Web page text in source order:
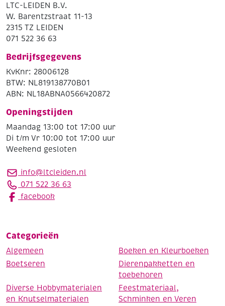
LTC-LEIDEN B.V.
W. Barentzstraat 11-13
2315 TZ LEIDEN
071 522 36 63
Bedrijfsgegevens
KvKnr: 28006128
BTW: NL819138770B01
ABN: NL18ABNA0566420872
Openingstijden
Maandag 13:00 tot 17:00 uur
Di t/m Vr 10:00 tot 17:00 uur
Weekend gesloten
info@ltcleiden.nl
071 522 36 63
facebook
Categorieën
Algemeen
Boeken en Kleurboeken
Boetseren
Dierenpakketten en
toebehoren
Diverse Hobbymaterialen
en Knutselmaterialen
Feestmateriaal,
Schminken en Veren